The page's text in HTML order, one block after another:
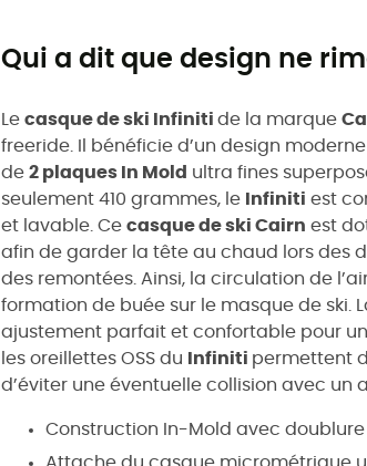
Qui a dit que design ne
Le casque de ski Infiniti de la marque
freeride. Il bénéficie d’un design
de 2 plaques In Mold ultra fines
seulement 410 grammes, le Infiniti est
et lavable. Ce casque de ski Cairn est
afin de garder la tête au chaud lors des
des remontées. Ainsi, la circulation de
formation de buée sur le masque de ski.
ajustement parfait et confortable pour
les oreillettes OSS du Infiniti permettent
d’éviter une éventuelle collision avec un
Construction In-Mold avec